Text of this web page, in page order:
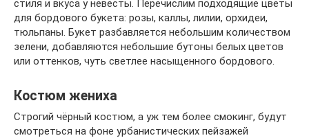
стиля и вкуса у невесты. Перечислим подходящие цветы
для бордового букета: розы, каллы, лилии, орхидеи,
тюльпаны. Букет разбавляется небольшим количеством
зелени, добавляются небольшие бутоны белых цветов
или оттенков, чуть светлее насыщенного бордового.
Костюм жениха
Строгий чёрный костюм, а уж тем более смокинг, будут
смотреться на фоне урбанистических пейзажей